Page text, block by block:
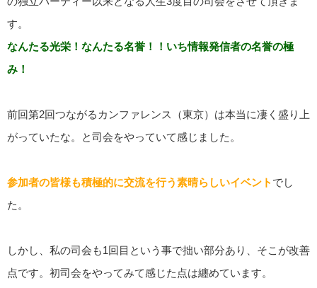
す。
なんたる光栄！なんたる名誉！！いち情報発信者の名誉の極
み！
前回第2回つながるカンファレンス（東京）は本当に凄く盛り上
がっていたな。と司会をやっていて感じました。
参加者の皆様も積極的に交流を行う素晴らしいイベント でし
た。
しかし、私の司会も1回目という事で拙い部分あり、そこが改善
点です。初司会をやってみて感じた点は纏めています。